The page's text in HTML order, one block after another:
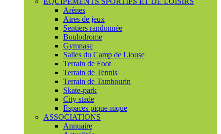
Arènes
Aires de jeux
Sentiers randonnée
Boulodrome
Gymnase
Salles du Camp de Liouse
Terrain de Foot
Terrain de Tennis
Terrain de Tambourin
Skate-park
City stade
Espaces pique-nique
ASSOCIATIONS
Annuaire